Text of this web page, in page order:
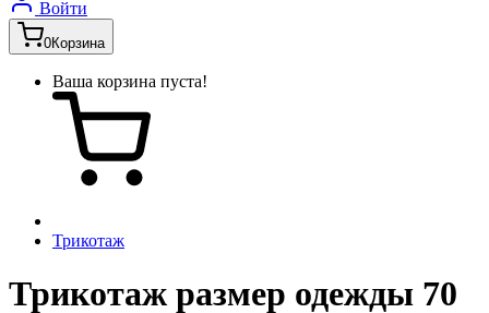
Войти
0Корзина
Ваша корзина пуста!
Трикотаж
Трикотаж размер одежды 70